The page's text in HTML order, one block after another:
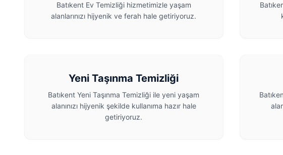
Batıkent Ev Temizliği hizmetimizle yaşam
alanlarınızı hijyenik ve ferah hale getiriyoruz.
Yeni Taşınma Temizliği
Batıkent Yeni Taşınma Temizliği ile yeni yaşam
alanınızı hijyenik şekilde kullanıma hazır hale
getiriyoruz.